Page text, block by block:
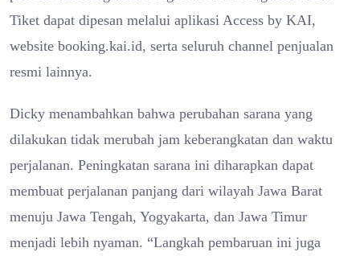
Tiket dapat dipesan melalui aplikasi Access by KAI,
website booking.kai.id, serta seluruh channel penjualan
resmi lainnya.
Dicky menambahkan bahwa perubahan sarana yang
dilakukan tidak merubah jam keberangkatan dan waktu
perjalanan. Peningkatan sarana ini diharapkan dapat
membuat perjalanan panjang dari wilayah Jawa Barat
menuju Jawa Tengah, Yogyakarta, dan Jawa Timur
menjadi lebih nyaman. “Langkah pembaruan ini juga